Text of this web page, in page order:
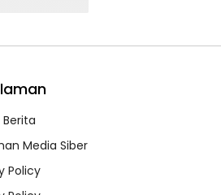
Berita
Media Siber
Policy